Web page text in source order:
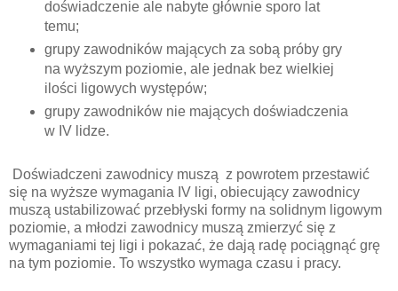
doświadczenie ale nabyte głównie sporo lat
temu;
grupy zawodników mających za sobą próby gry
na wyższym poziomie, ale jednak bez wielkiej
ilości ligowych występów;
grupy zawodników nie mających doświadczenia
w IV lidze.
Doświadczeni zawodnicy muszą z powrotem przestawić
się na wyższe wymagania IV ligi, obiecujący zawodnicy
muszą ustabilizować przebłyski formy na solidnym ligowym
poziomie, a młodzi zawodnicy muszą zmierzyć się z
wymaganiami tej ligi i pokazać, że dają radę pociągnąć grę
na tym poziomie. To wszystko wymaga czasu i pracy.